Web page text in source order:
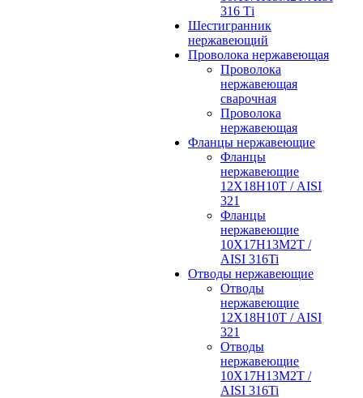
316 Тi
Шестигранник
нержавеющий
Проволока нержавеющая
Проволока
нержавеющая
сварочная
Проволока
нержавеющая
Фланцы нержавеющие
Фланцы
нержавеющие
12Х18Н10Т / AISI
321
Фланцы
нержавеющие
10Х17Н13М2Т /
AISI 316Ti
Отводы нержавеющие
Отводы
нержавеющие
12Х18Н10Т / AISI
321
Отводы
нержавеющие
10Х17Н13М2Т /
AISI 316Ti